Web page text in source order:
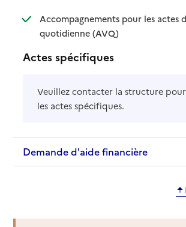
Accompagnements pour les actes
quotidienne (AVQ): disponible
: non disponible
Actes spécifiques
Veuillez contacter la structure
les actes spécifiques.
Demande d'aide financière